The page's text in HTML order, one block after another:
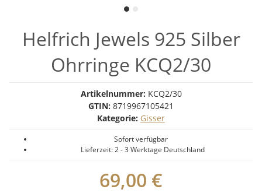
Helfrich Jewels 925 Silber
Ohrringe KCQ2/30
Artikelnummer: KCQ2/30
GTIN: 8719967105421
Kategorie: Gisser
Sofort verfügbar
Lieferzeit:2 - 3 Werktage Deutschland
69,00 €